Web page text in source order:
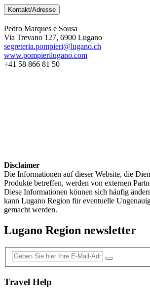
Kontakt/Adresse
Pedro Marques e Sousa
Via Trevano 127, 6900 Lugano
segreteria.pompieri@lugano.ch
www.pompierilugano.com
+41 58 866 81 50
Disclaimer
Die Informationen auf dieser Website, die
Produkte betreffen, werden von externen
Diese Informationen können sich häufig
kann Lugano Region für eventuelle
gemacht werden.
Lugano Region newsletter
Travel Help